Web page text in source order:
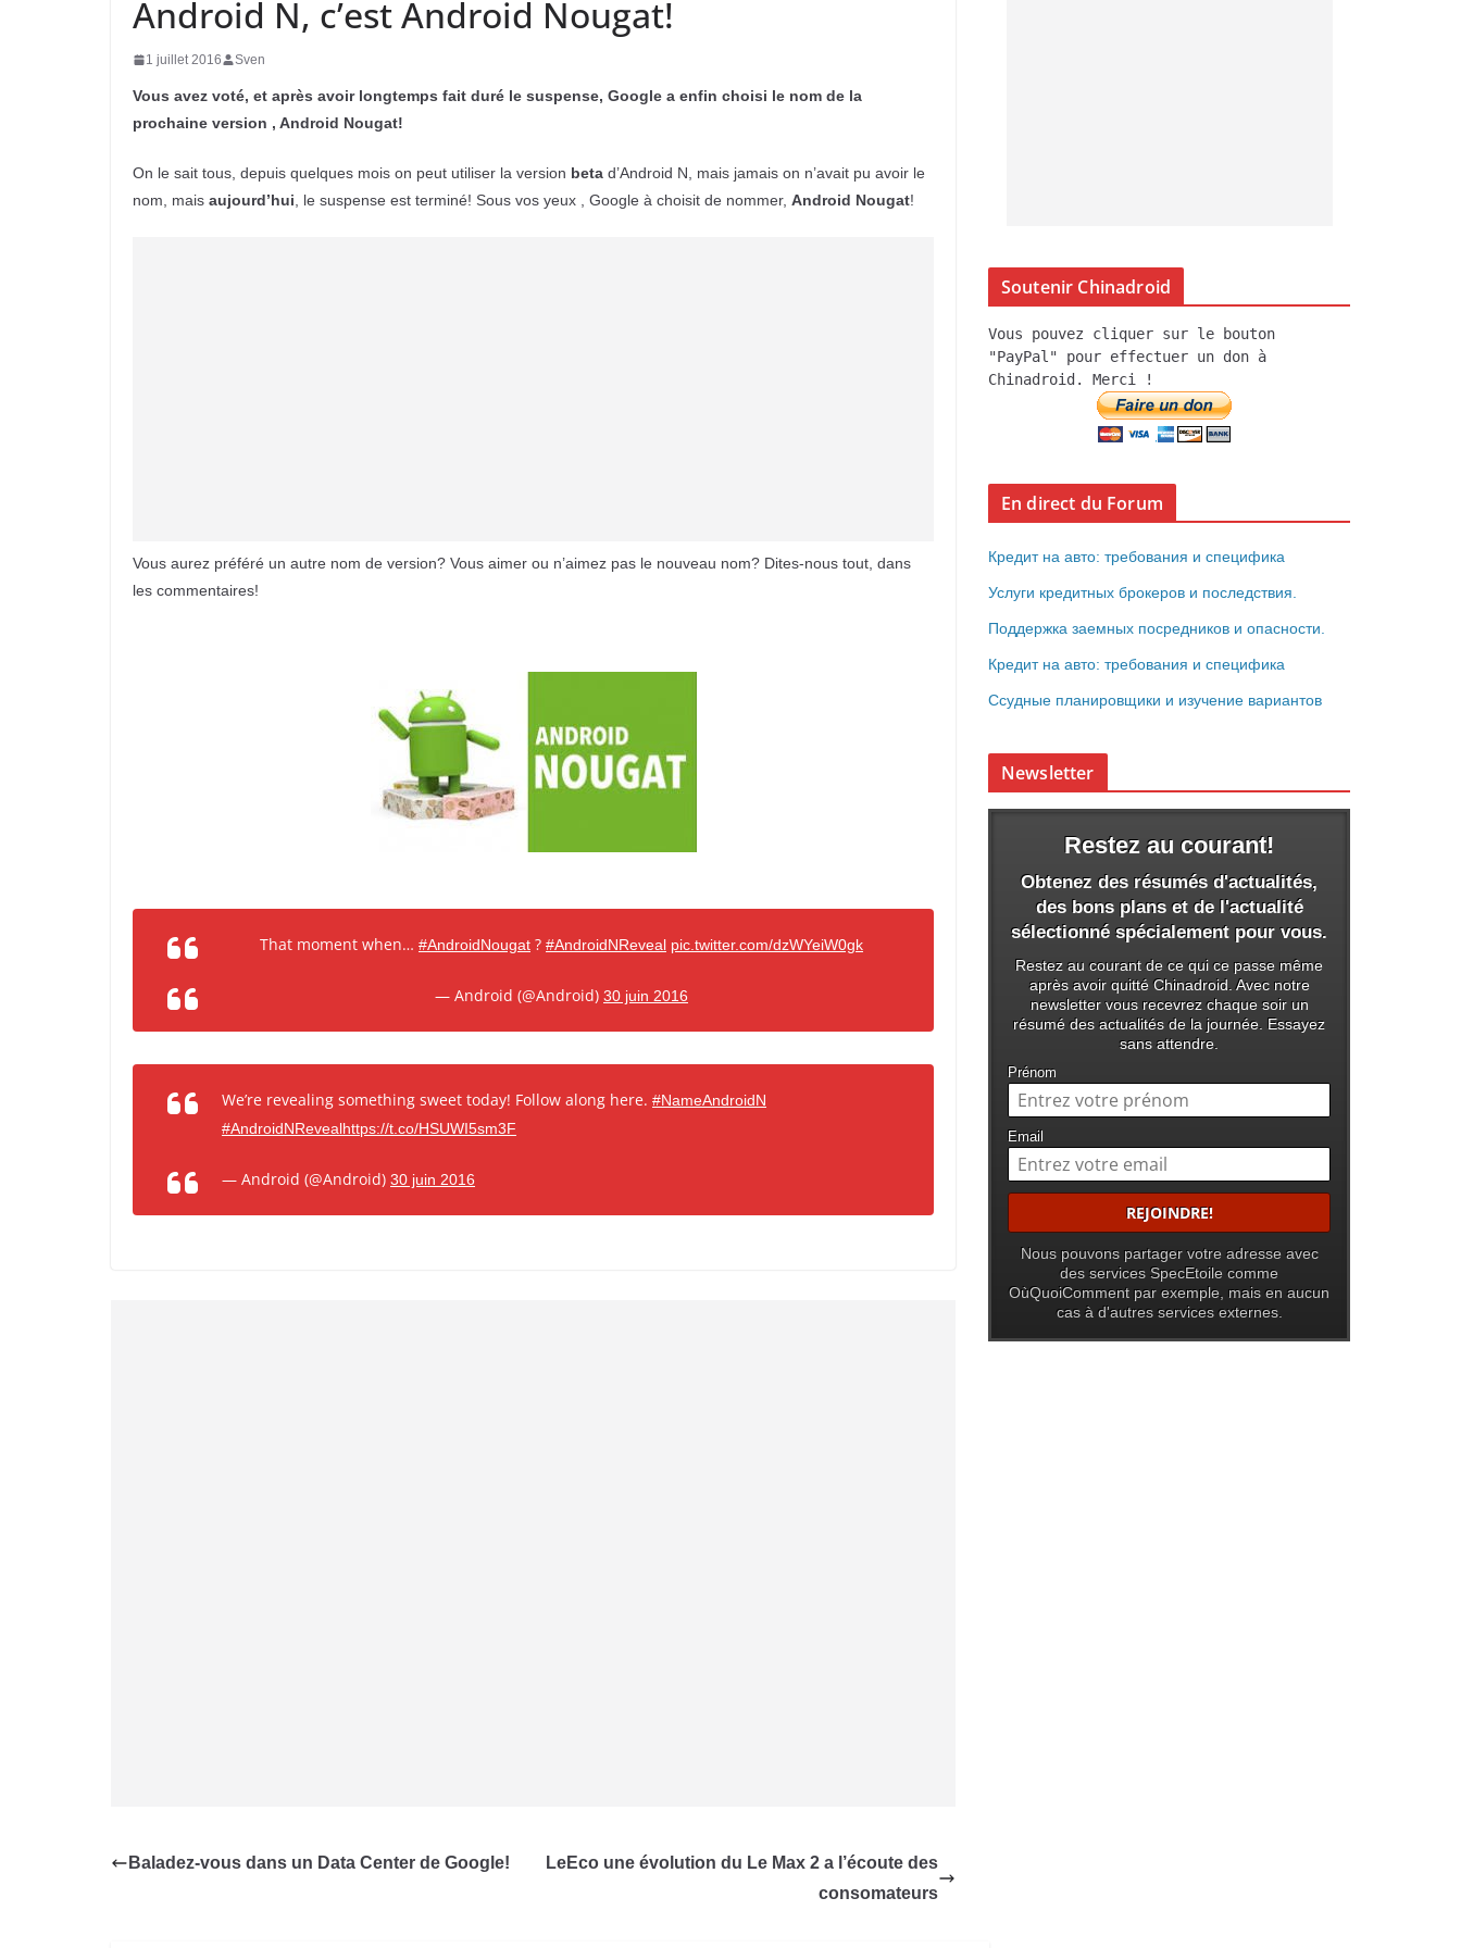
Android N, c’est Android Nougat!
1 juillet 2016 Sven
Vous avez voté, et après avoir longtemps fait duré le suspense, Google a enfin choisi le nom de la
prochaine version , Android Nougat!
On le sait tous, depuis quelques mois on peut utiliser la version beta d’Android N, mais jamais on n’avait pu avoir le
nom, mais aujourd’hui , le suspense est terminé! Sous vos yeux , Google à choisit de nommer, Android Nougat!
Vous aurez préféré un autre nom de version? Vous aimer ou n’aimez pas le nouveau nom? Dites-nous tout, dans
les commentaires!
That moment when… #AndroidNougat ? #AndroidNReveal pic.twitter.com/dzWYeiW0gk
— Android (@Android) 30 juin 2016
We’re revealing something sweet today! Follow along here. #NameAndroidN
#AndroidNRevealhttps://t.co/HSUWI5sm3F
— Android (@Android) 30 juin 2016
Baladez-vous dans un Data Center de Google!
LeEco une évolution du Le Max 2 a l’écoute des
consomateurs
Soutenir Chinadroid
Vous pouvez cliquer sur le bouton
"PayPal" pour effectuer un don à
Chinadroid. Merci !
En direct du Forum
Кредит на авто: требования и специфика
Услуги кредитных брокеров и последствия.
Поддержка заемных посредников и опасности.
Кредит на авто: требования и специфика
Ссудные планировщики и изучение вариантов
Newsletter
Restez au courant!
Obtenez des résumés d'actualités,
des bons plans et de l'actualité
sélectionné spécialement pour vous.
Restez au courant de ce qui ce passe même
après avoir quitté Chinadroid. Avec notre
newsletter vous recevrez chaque soir un
résumé des actualités de la journée. Essayez
sans attendre.
Prénom
Email
Nous pouvons partager votre adresse avec
des services SpecEtoile comme
OùQuoiComment par exemple, mais en aucun
cas à d'autres services externes.